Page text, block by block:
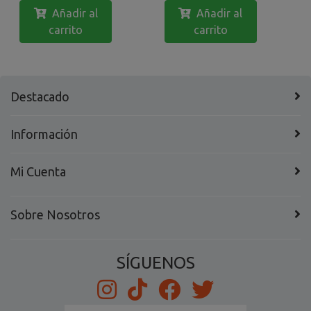
Añadir al
carrito
Añadir al
carrito
Destacado
Información
Mi Cuenta
Sobre Nosotros
SÍGUENOS